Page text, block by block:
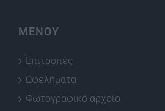
ΜΕΝΟΥ
Επιτροπές
Ωφελήματα
Φωτογραφικό αρχείο